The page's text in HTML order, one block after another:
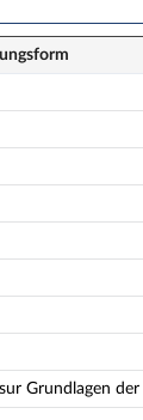
Grundlagen